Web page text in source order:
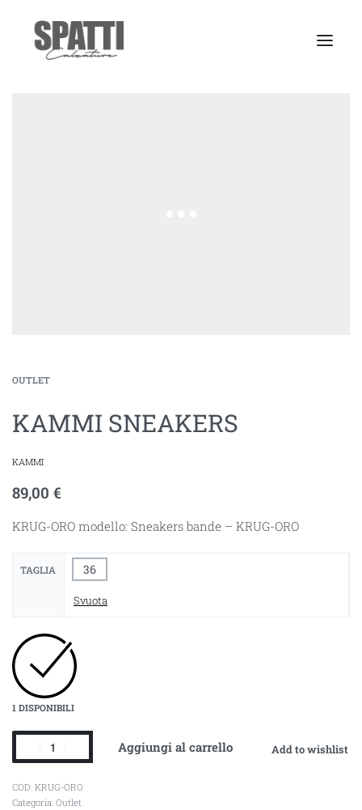
OUTLET
KAMMI SNEAKERS
KAMMI
89,00 €
KRUG-ORO modello: Sneakers bande – KRUG-ORO
TAGLIA 36
Svuota
1 DISPONIBILI
Aggiungi al carrello Add to wishlist
KRUG-ORO
Categoria: Outlet